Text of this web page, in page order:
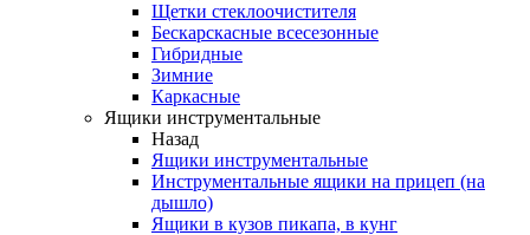
Щетки стеклоочистителя
Бескарскасные всесезонные
Гибридные
Зимние
Каркасные
Ящики инструментальные
Назад
Ящики инструментальные
Инструментальные ящики на прицеп (на
дышло)
Ящики в кузов пикапа, в кунг